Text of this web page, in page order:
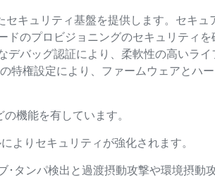
キュリティ基盤を提供します。セキュ
のプロビジョニングのセキュリティを
バッグ認証により、柔軟性の高いライ
特権設定により、ファームウェアとハ
機能を有しています。
よりセキュリティが強化されます。
タンパ検出と過渡摂動攻撃や環境摂動